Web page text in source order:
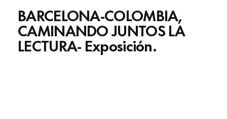
BARCELONA-COLOMBIA,
CAMINANDO JUNTOS LA
LECTURA- Exposición.